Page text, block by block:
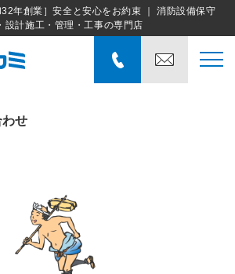
年創業］安全と安心をお約束 ｜ 消防設備保守
設計施工・管理・工事の専門店
わせ